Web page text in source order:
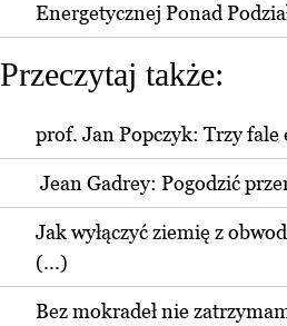
Energetycznej Ponad
Przeczytaj także:
prof. Jan Popczyk: Trzy
Jean Gadrey: Pogodzić
Jak wyłączyć ziemię z
(...)
Bez mokradeł nie